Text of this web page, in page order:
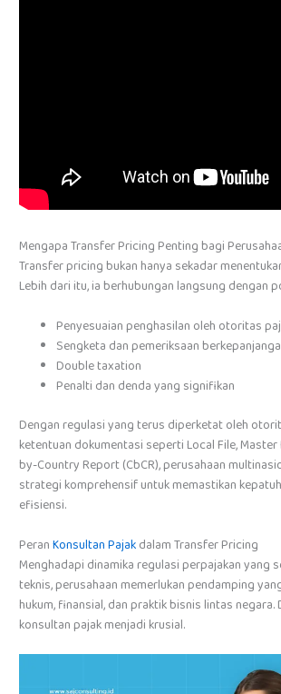
Mengapa Transfer Pricing Penting bagi
Transfer pricing bukan hanya sekadar
Lebih dari itu, ia berhubungan langsung dengan
Penyesuaian penghasilan oleh otoritas
Sengketa dan pemeriksaan
Double taxation
Penalti dan denda yang signifikan
Dengan regulasi yang terus diperketat oleh
ketentuan dokumentasi seperti Local File,
by-Country Report (CbCR), perusahaan
strategi komprehensif untuk memastikan
efisiensi.
PeranKonsultan Pajakdalam Transfer Pricing
Menghadapi dinamika regulasi perpajakan yang
teknis, perusahaan memerlukan pendamping
hukum, finansial, dan praktik bisnis lintas negara.
konsultan pajak menjadi krusial.